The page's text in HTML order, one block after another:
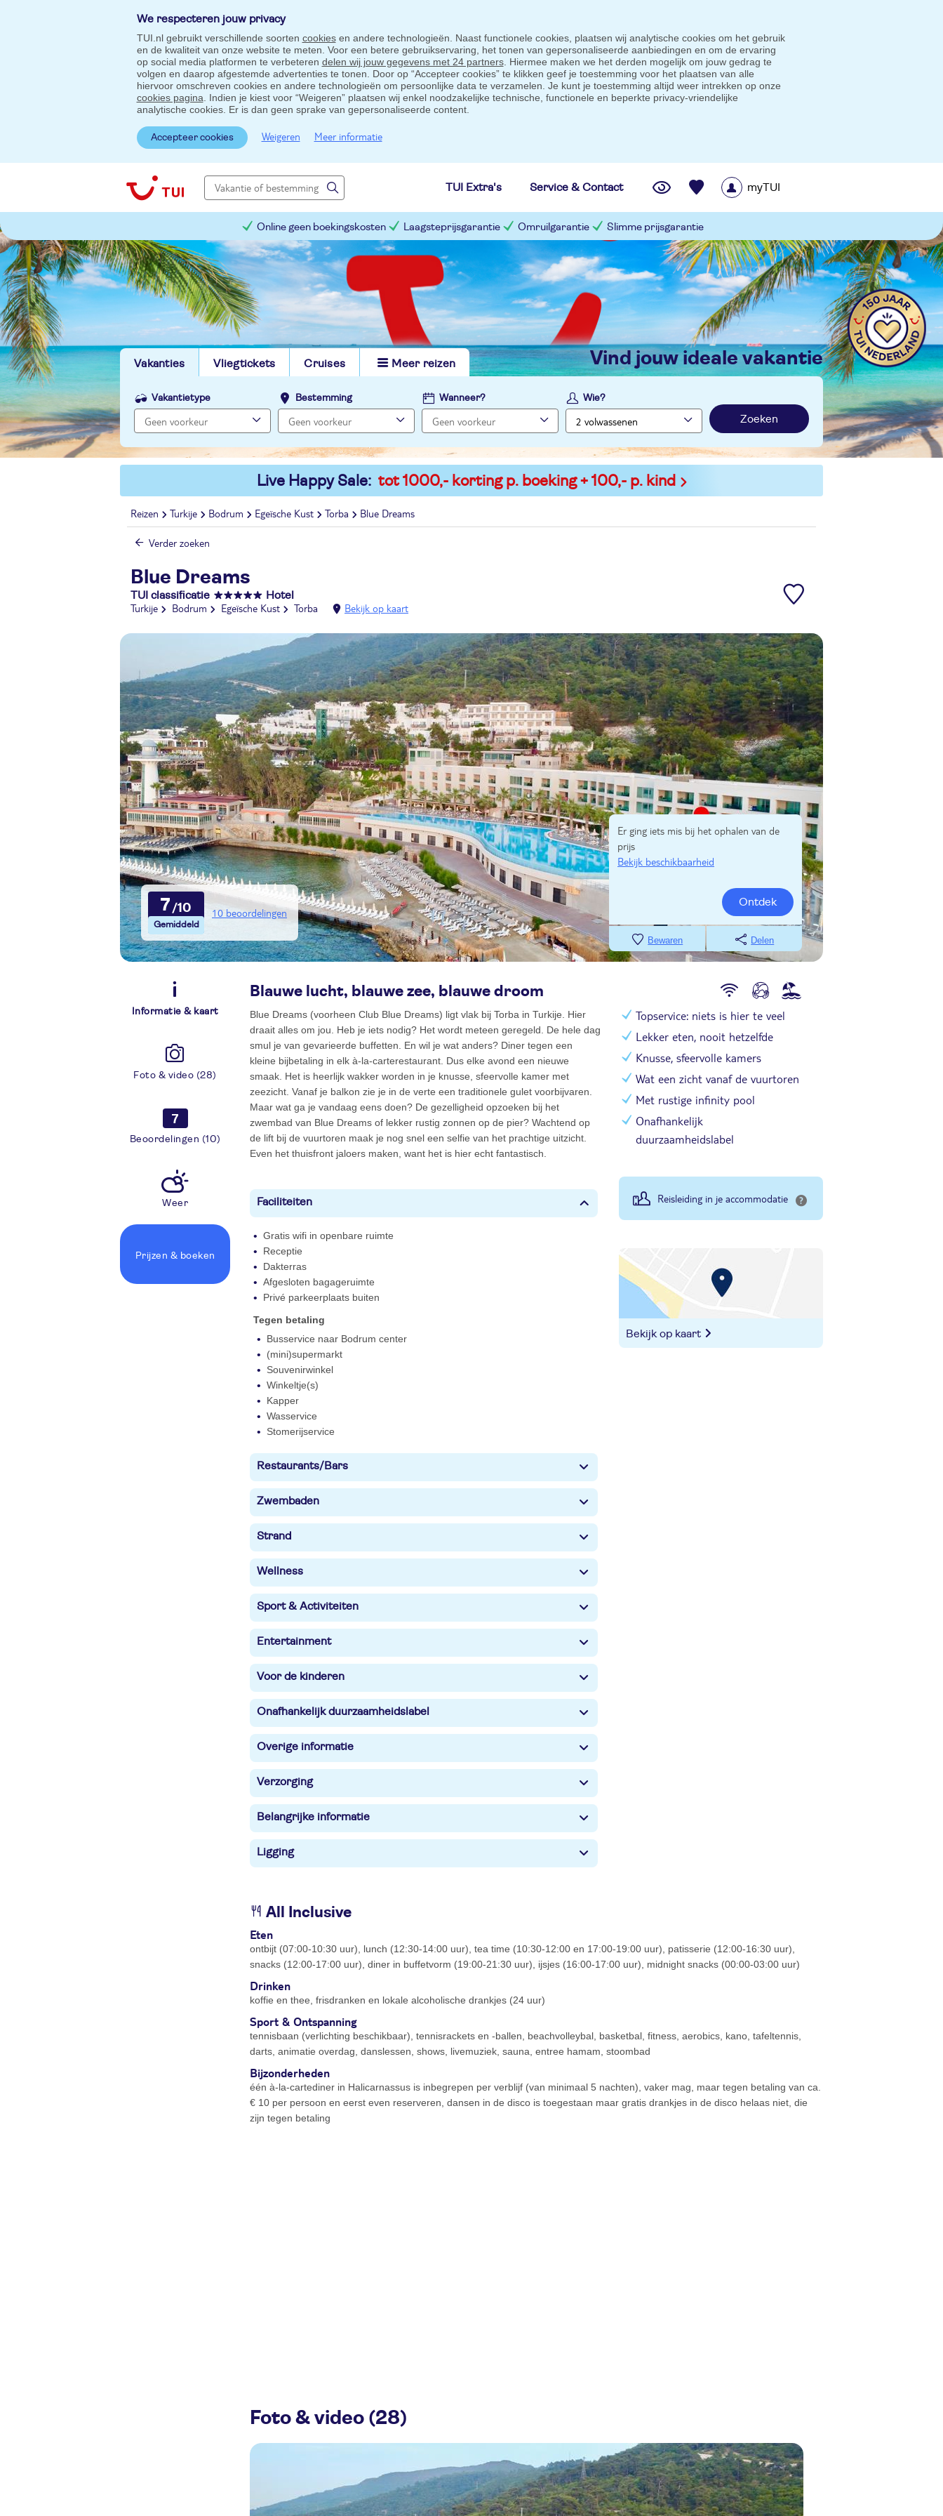
We respecteren jouw privacy
TUI.nl gebruikt verschillende soorten cookiesen andere technologieën. Naast functionele cookies, plaatsen wij analytische cookies om het gebruik
en de kwaliteit van onze website te meten. Voor een betere gebruikservaring, het tonen van gepersonaliseerde aanbiedingen en om de ervaring
op social media platformen te verbeteren delen wij jouw gegevens met 24 partners. Hiermee maken we het derden mogelijk om jouw gedrag te
volgen en daarop afgestemde advertenties te tonen. Door op “Accepteer cookies” te klikken geef je toestemming voor het plaatsen van alle
hiervoor omschreven cookies en andere technologieën om persoonlijke data te verzamelen. Je kunt je toestemming altijd weer intrekken op onze
cookies pagina . Indien je kiest voor “Weigeren” plaatsen wij enkel noodzakelijke technische, functionele en beperkte privacy-vriendelijke
analytische cookies. Er is dan geen sprake van gepersonaliseerde content.
Accepteer cookies Weigeren Meer informatie
TUI Extra's Service & Contact myTUI
Online geen boekingskosten Laagsteprijsgarantie Omruilgarantie Slimme prijsgarantie
Vakanties Vliegtickets Cruises Meer reizen vind jouw ideale vakantie
Vakantietype Bestemming Wanneer? Wie?
Zoeken
Live Happy Sale: tot 1000,- korting p. boeking + 100,- p. kind
Reizen Turkije Bodrum Egeïsche Kust Torba Blue Dreams
Verder zoeken
Blue Dreams
TUI classificatie Hotel
Turkije Bodrum Egeïsche Kust Torba Bekijk op kaart
7 10 beoordelingen
Er ging iets mis bij het ophalen van de
prijs
Bekijk beschikbaarheid
Ontdek
Bewaren Delen
Informatie & kaart
Foto & video (28)
7
Beoordelingen (10)
Weer
Prijzen & boeken
Blauwe lucht, blauwe zee, blauwe droom
Blue Dreams (voorheen Club Blue Dreams) ligt vlak bij Torba in Turkije. Hier
draait alles om jou. Heb je iets nodig? Het wordt meteen geregeld. De hele dag
smul je van gevarieerde buffetten. En wil je wat anders? Diner tegen een
kleine bijbetaling in elk à-la-carterestaurant. Dus elke avond een nieuwe
smaak. Het is heerlijk wakker worden in je knusse, sfeervolle kamer met
zeezicht. Vanaf je balkon zie je in de verte een traditionele gulet voorbijvaren.
Maar wat ga je vandaag eens doen? De gezelligheid opzoeken bij het
zwembad van Blue Dreams of lekker rustig zonnen op de pier? Wachtend op
de lift bij de vuurtoren maak je nog snel een selfie van het prachtige uitzicht.
Even het thuisfront jaloers maken, want het is hier echt fantastisch.
Faciliteiten
Gratis wifi in openbare ruimte
Receptie
Dakterras
Afgesloten bagageruimte
Privé parkeerplaats buiten
Tegen betaling
Busservice naar Bodrum center
(mini)supermarkt
Souvenirwinkel
Winkeltje(s)
Kapper
Wasservice
Stomerijservice
Restaurants/Bars
Zwembaden
Strand
Wellness
Sport & Activiteiten
Entertainment
Voor de kinderen
Onafhankelijk duurzaamheidslabel
Overige informatie
Verzorging
Belangrijke informatie
Ligging
Topservice: niets is hier te veel
Lekker eten, nooit hetzelfde
Knusse, sfeervolle kamers
Wat een zicht vanaf de vuurtoren
Met rustige infinity pool
Onafhankelijk
duurzaamheidslabel
Reisleiding in je accommodatie
Bekijk op kaart
All Inclusive
Eten
ontbijt (07:00-10:30 uur), lunch (12:30-14:00 uur), tea time (10:30-12:00 en 17:00-19:00 uur), patisserie (12:00-16:30 uur),
snacks (12:00-17:00 uur), diner in buffetvorm (19:00-21:30 uur), ijsjes (16:00-17:00 uur), midnight snacks (00:00-03:00 uur)
Drinken
koffie en thee, frisdranken en lokale alcoholische drankjes (24 uur)
Sport & Ontspanning
tennisbaan (verlichting beschikbaar), tennisrackets en -ballen, beachvolleybal, basketbal, fitness, aerobics, kano, tafeltennis,
darts, animatie overdag, danslessen, shows, livemuziek, sauna, entree hamam, stoombad
Bijzonderheden
één à-la-cartediner in Halicarnassus is inbegrepen per verblijf (van minimaal 5 nachten), vaker mag, maar tegen betaling van ca.
€ 10 per persoon en eerst even reserveren, dansen in de disco is toegestaan maar gratis drankjes in de disco helaas niet, die
zijn tegen betaling
Foto & video (28)